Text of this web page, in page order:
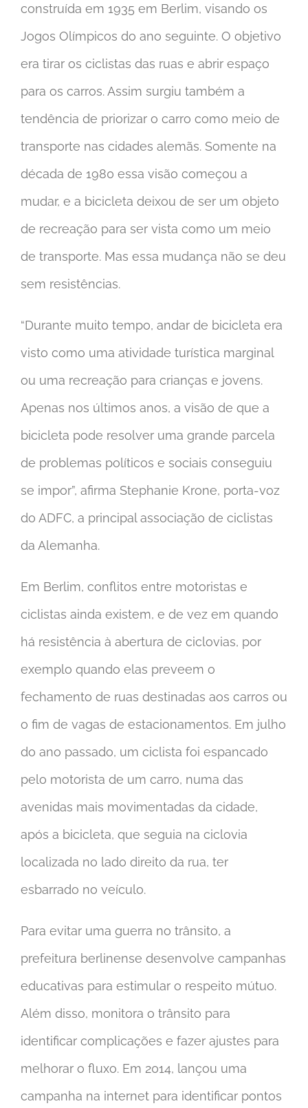
construída em 1935 em Berlim, visando os
Jogos Olímpicos do ano seguinte. O objetivo
era tirar os ciclistas das ruas e abrir espaço
para os carros. Assim surgiu também a
tendência de priorizar o carro como meio de
transporte nas cidades alemãs. Somente na
década de 1980 essa visão começou a
mudar, e a bicicleta deixou de ser um objeto
de recreação para ser vista como um meio
de transporte. Mas essa mudança não se deu
sem resistências.
“Durante muito tempo, andar de bicicleta era
visto como uma atividade turística marginal
ou uma recreação para crianças e jovens.
Apenas nos últimos anos, a visão de que a
bicicleta pode resolver uma grande parcela
de problemas políticos e sociais conseguiu
se impor”, afirma Stephanie Krone, porta-voz
do ADFC, a principal associação de ciclistas
da Alemanha.
Em Berlim, conflitos entre motoristas e
ciclistas ainda existem, e de vez em quando
há resistência à abertura de ciclovias, por
exemplo quando elas preveem o
fechamento de ruas destinadas aos carros ou
o fim de vagas de estacionamentos. Em julho
do ano passado, um ciclista foi espancado
pelo motorista de um carro, numa das
avenidas mais movimentadas da cidade,
após a bicicleta, que seguia na ciclovia
localizada no lado direito da rua, ter
esbarrado no veículo.
Para evitar uma guerra no trânsito, a
prefeitura berlinense desenvolve campanhas
educativas para estimular o respeito mútuo.
Além disso, monitora o trânsito para
identificar complicações e fazer ajustes para
melhorar o fluxo. Em 2014, lançou uma
campanha na internet para identificar pontos